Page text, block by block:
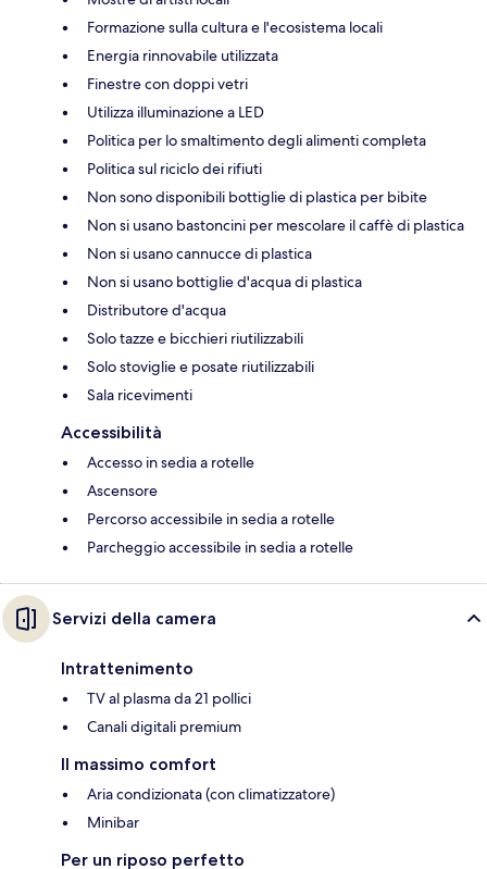
Formazione sulla cultura e l'ecosistema locali
Energia rinnovabile utilizzata
Finestre con doppi vetri
Utilizza illuminazione a LED
Politica per lo smaltimento degli alimenti completa
Politica sul riciclo dei rifiuti
Non sono disponibili bottiglie di plastica per bibite
Non si usano bastoncini per mescolare il caffè di plastica
Non si usano cannucce di plastica
Non si usano bottiglie d'acqua di plastica
Distributore d'acqua
Solo tazze e bicchieri riutilizzabili
Solo stoviglie e posate riutilizzabili
Sala ricevimenti
Accessibilità
Accesso in sedia a rotelle
Ascensore
Percorso accessibile in sedia a rotelle
Parcheggio accessibile in sedia a rotelle
Servizi della camera
Intrattenimento
TV al plasma da 21 pollici
Canali digitali premium
Il massimo comfort
Aria condizionata (con climatizzatore)
Minibar
Per un riposo perfetto